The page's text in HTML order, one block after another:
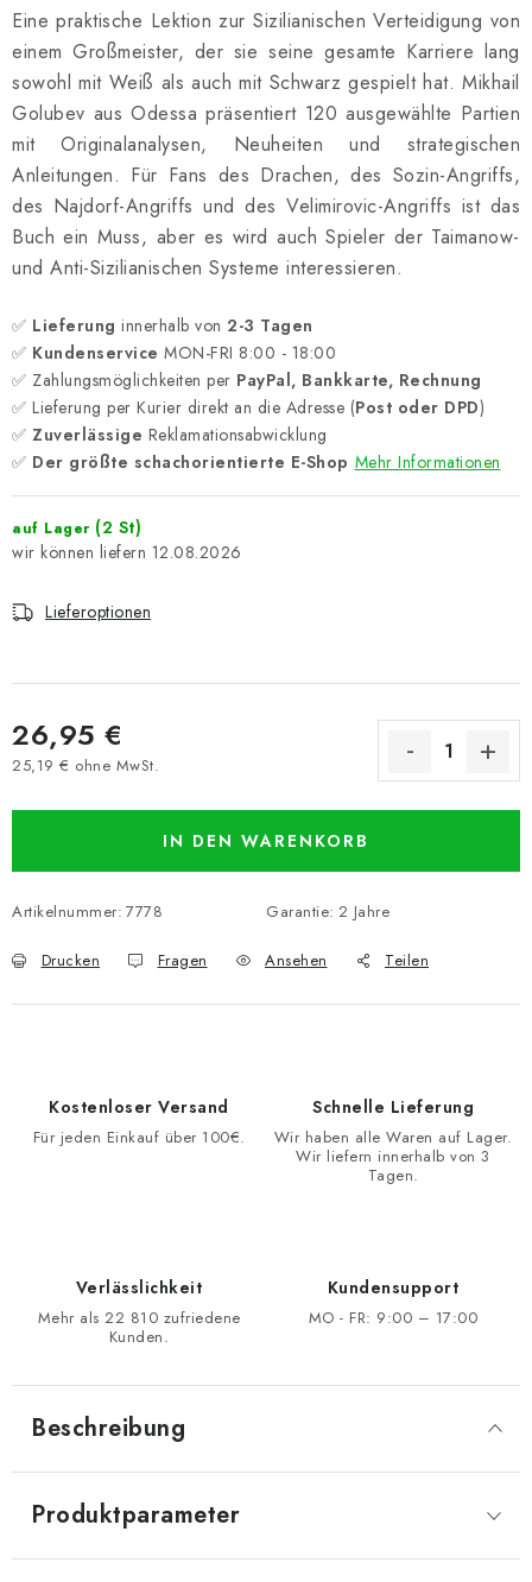
KONTAKT
Kontakt FAQ Über uns
Schachblog
Geschäftsbedingungen
Eine praktische Lektion zur Sizilianischen Verteidigung von
einem Großmeister, der sie seine gesamte Karriere lang
sowohl mit Weiß als auch mit Schwarz gespielt hat. Mikhail
Golubev aus Odessa präsentiert 120 ausgewählte Partien
mit Originalanalysen, Neuheiten und strategischen
Anleitungen. Für Fans des Drachen, des Sozin-Angriffs,
des Najdorf-Angriffs und des Velimirovic-Angriffs ist das
Buch ein Muss, aber es wird auch Spieler der Taimanow-
und Anti-Sizilianischen Systeme interessieren.
✅ Lieferung innerhalb von 2-3 Tagen
✅ Kundenservice MON-FRI 8:00 - 18:00
✅ Zahlungsmöglichkeiten per PayPal, Bankkarte, Rechnung
✅ Lieferung per Kurier direkt an die Adresse (Post oder DPD)
✅ Zuverlässige Reklamationsabwicklung
✅ Der größte schachorientierte E-Shop Mehr Informationen
auf Lager (2 St)
12.08.2026
Lieferoptionen
26,95 €
25,19 € ohne MwSt.
IN DEN WARENKORB
Artikelnummer: 7778 Garantie: 2 Jahre
Drucken Fragen Ansehen Teilen
Kostenloser Versand
Für jeden Einkauf über 100€.
Schnelle Lieferung
Wir haben alle Waren auf Lager.
Wir liefern innerhalb von 3
Tagen.
Verlässlichkeit
Mehr als 22 810 zufriedene
Kunden.
Kundensupport
MO - FR: 9:00 – 17:00
Beschreibung
Produktparameter